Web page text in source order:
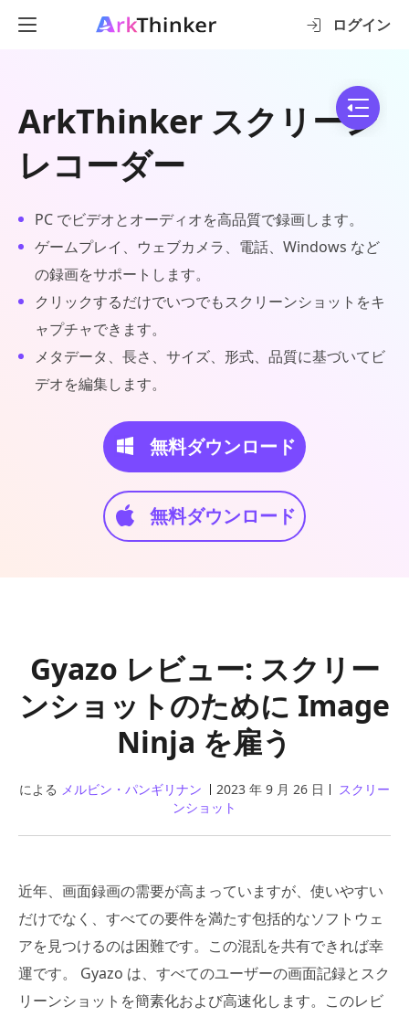
ログイン
ArkThinker スクリーン
レコーダー
PC でビデオとオーディオを高品質で録画します。
ゲームプレイ、ウェブカメラ、電話、Windows など
の録画をサポートします。
クリックするだけでいつでもスクリーンショットをキ
ャプチャできます。
メタデータ、長さ、サイズ、形式、品質に基づいてビ
デオを編集します。
無料ダウンロード
無料ダウンロード
Gyazo レビュー: スクリー
ンショットのために Image
Ninja を雇う
による メルビン・パンギリナン 2023 年 9 月 26 日
スクリー
ンショット
近年、画面録画の需要が高まっていますが、使いやすい
だけでなく、すべての要件を満たす包括的なソフトウェ
アを見つけるのは困難です。この混乱を共有できれば幸
運です。 Gyazo は、すべてのユーザーの画面記録とスク
リーンショットを簡素化および高速化します。このレビ